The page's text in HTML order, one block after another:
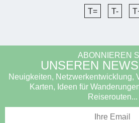
T= T-
ABONNIEREN
UNSEREN
Neuigkeiten, Netzwerkentwicklung,
Karten, Ideen für
Reiserouten...